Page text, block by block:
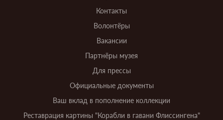
Контакты
Волонтёры
Вакансии
Партнёры музея
Для прессы
Официальные документы
Ваш вклад в пополнение коллекции
Реставрация картины "Корабли в гавани Флиссингена"